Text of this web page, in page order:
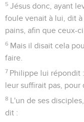
5 Jésus donc, ayant
foule venait à lui, dit
pains, afin que ceux-
6 Mais il disait cela
faire.
7 Philippe lui répondit
leur suffirait pas, pour
8 L'un de ses
dit :